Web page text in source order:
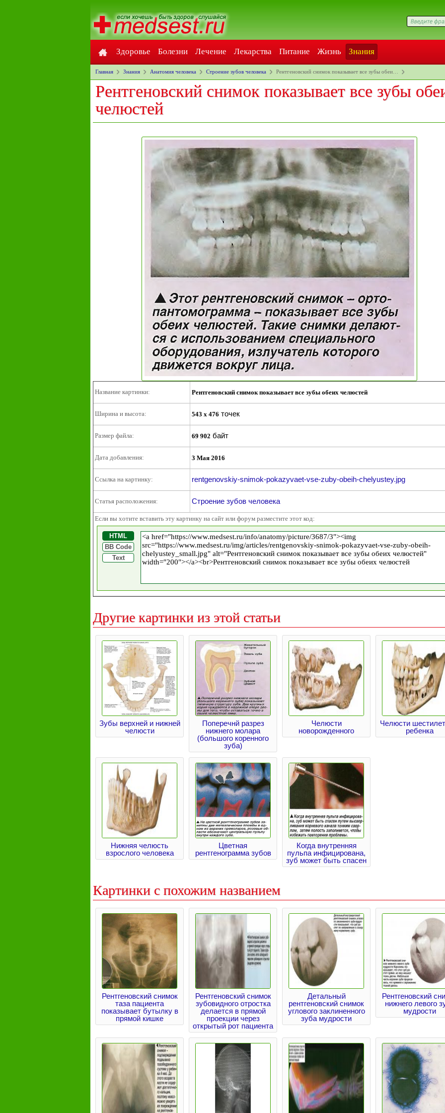
Здоровье Болезни Лечение Лекарства Питание Жизнь Знания
Главная Знания Анатомия человека Строение зубов человека Рентгеновский снимок показывает все зубы обеи…
Рентгеновский снимок показывает все зубы
челюстей
Название картинки: Рентгеновский снимок показывает все зубы обеих челюстей
Ширина и высота: 543 x 476 точек
Размер файла: 69 902 байт
Дата добавления: 3 Мая 2016
Ссылка на картинку: rentgenovskiy-snimok-pokazyvaet-vse-zuby-obeih-chelyustey.jpg
Статья расположения: Строение зубов человека
Если вы хотите вставить эту картинку на сайт или форум разместите этот код:
HTML
BB Code
Text
Другие картинки из этой статьи
Зубы верхней и нижней
челюсти
Поперечнй разрез
нижнего молара
(большого коренного
зуба)
Челюсти
новорожденного
Челюсти
ребенка
Нижняя челюсть
взрослого человека
Цветная
рентгенограмма зубов
Когда внутренняя
пульпа инфицирована,
зуб может быть спасен
Картинки с похожим названием
Рентгеновский снимок
таза пациента
показывает бутылку в
прямой кишке
Рентгеновский снимок
зубовидного отростка
делается в прямой
проекции через
открытый рот пациента
Детальный
рентгеновский снимок
углового заклиненного
зуба мудрости
Рентгеновский
нижнего левого
мудрости